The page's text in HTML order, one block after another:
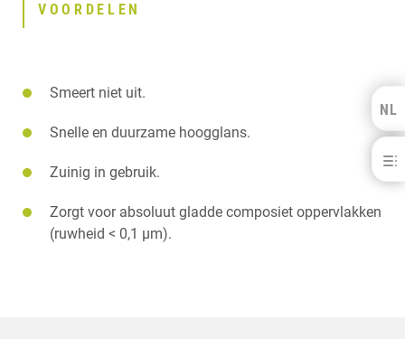
NL
DOWNLOADS
VOORDELEN
Smeert niet uit.
Snelle en duurzame hoogglans.
Zuinig in gebruik.
Zorgt voor absoluut gladde composiet oppervlakken
(ruwheid < 0,1 µm).